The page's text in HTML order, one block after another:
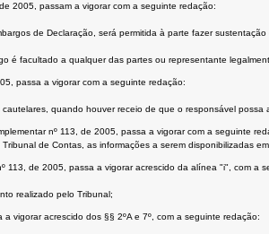
2005, passam a vigorar com a seguinte redação:
de Declaração, será permitida à parte fazer sustentação
é facultado a qualquer das partes ou representante
passa a vigorar com a seguinte redação:
quando houver receio de que o responsável
nº 113, de 2005, passa a vigorar com a seguinte
de Contas, as informações a serem disponibilizadas
113, de 2005, passa a vigorar acrescido da alínea "i", com a
realizado pelo Tribunal;
vigorar acrescido dos §§ 2ºA e 7º, com a seguinte redação: